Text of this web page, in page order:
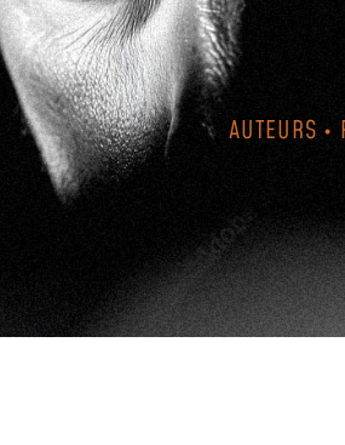
AUTEURS •